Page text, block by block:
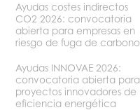
Ayudas costes indirectos
CO2 2026: convocatoria
abierta para empresas en
riesgo de fuga de carbono
Ayudas INNOVAE 2026:
convocatoria abierta para
proyectos innovadores de
eficiencia energética